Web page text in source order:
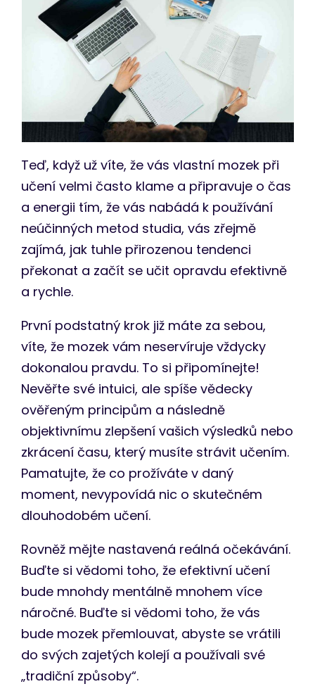
Teď, když už víte, že vás vlastní mozek při
učení velmi často klame a připravuje o čas
a energii tím, že vás nabádá k používání
neúčinných metod studia, vás zřejmě
zajímá, jak tuhle přirozenou tendenci
překonat a začít se učit opravdu efektivně
a rychle.
První podstatný krok již máte za sebou,
víte, že mozek vám neservíruje vždycky
dokonalou pravdu. To si připomínejte!
Nevěřte své intuici, ale spíše vědecky
ověřeným principům a následně
objektivnímu zlepšení vašich výsledků nebo
zkrácení času, který musíte strávit učením.
Pamatujte, že co prožíváte v daný
moment, nevypovídá nic o skutečném
dlouhodobém učení.
Rovněž mějte nastavená reálná očekávání.
Buďte si vědomi toho, že efektivní učení
bude mnohdy mentálně mnohem více
náročné. Buďte si vědomi toho, že vás
bude mozek přemlouvat, abyste se vrátili
do svých zajetých kolejí a používali své
„tradiční způsoby“.